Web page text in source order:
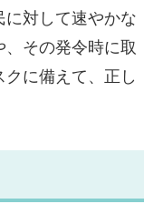
に対して速やかな
その発令時に取
に備えて、正し